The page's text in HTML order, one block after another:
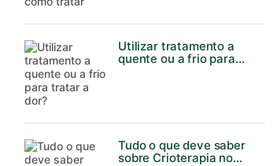
Utilizar tratamento a
quente ou a frio para
Tudo o que deve saber
sobre Crioterapia no